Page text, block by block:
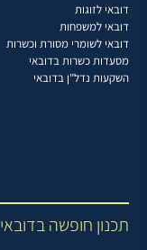
דובאי לזוגות
דובאי למשפחות
דובאי לשומרי מסורת וכשרות
מסעדות כשרות בדובאי
השקעות נדל"ן בדובאי
תכנון חופשה בדובאי